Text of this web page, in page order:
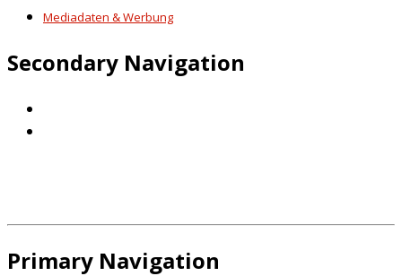
Mediadaten & Werbung
Secondary Navigation
Primary Navigation